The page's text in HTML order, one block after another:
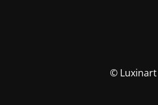
© Luxinart